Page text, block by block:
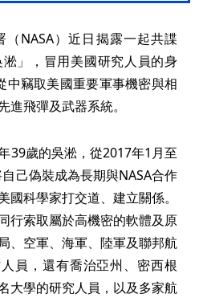
NASA）近日揭露一起共諜
」，冒用美國研究人員的身
中竊取美國重要軍事機密與相
飛彈及武器系統。
39歲的吳淞，從2017年1月至
己偽裝成為長期與NASA合作
國科學家打交道、建立關係。
行索取屬於高機密的軟體及原
、空軍、海軍、陸軍及聯邦航
員，還有喬治亞州、密西根
大學的研究人員，以及多家航